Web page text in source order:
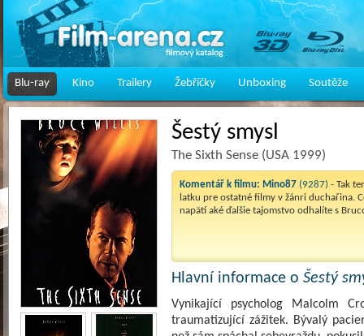
Blu-ray Kino Trailery Žebříčky Unboxing Soutěže
Šestý smysl
The Sixth Sense (USA 1999)
Komentář k filmu: Mino87 (9287) - Tak
latku pre ostatné filmy v žánri duchařina.
napätí aké ďalšie tajomstvo odhalíte s
Hlavní informace o Šestý
Vynikající psycholog Malcolm
traumatizující zážitek. Bývalý